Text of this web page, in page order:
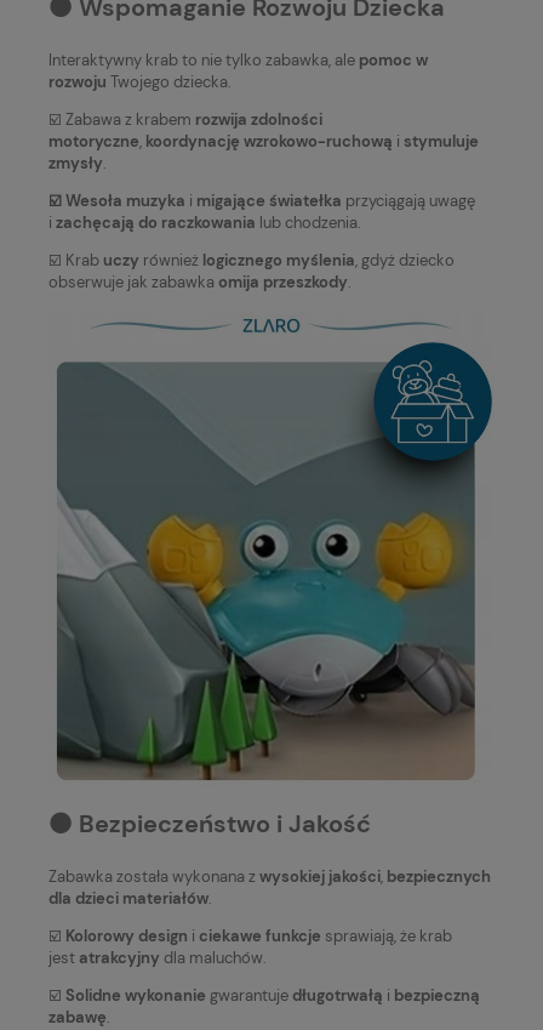
⚫️ Wspomaganie Rozwoju Dziecka
Interaktywny krab to nie tylko zabawka, ale pomoc w
rozwoju Twojego dziecka.
☑️ Zabawa z krabem rozwija zdolności
motoryczne, koordynację wzrokowo-ruchową i stymuluje
zmysły.
☑️ Wesoła muzyka i migające światełka przyciągają uwagę
i zachęcają do raczkowania lub chodzenia.
☑️ Krab uczy również logicznego myślenia, gdyż dziecko
obserwuje jak zabawka omija przeszkody.
⚫️ Bezpieczeństwo i Jakość
Zabawka została wykonana z wysokiej jakości, bezpiecznych
dla dzieci materiałów.
☑️ Kolorowy design i ciekawe funkcje sprawiają, że krab
jest atrakcyjny dla maluchów.
☑️ Solidne wykonanie gwarantuje długotrwałą i bezpieczną
zabawę.